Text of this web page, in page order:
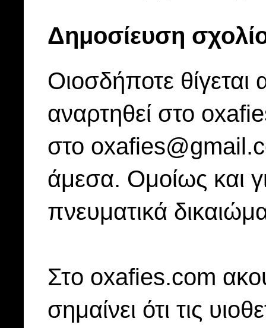
Δημοσίευση
Οιοσδήποτε
αναρτηθεί στο
στο
άμεσα. Ομοίως και
πνευματικά
Στo oxafies.com
σημαίνει ότι τις